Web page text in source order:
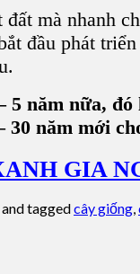
mà nhanh
đầu phát
5 năm nữa,
năm mới
GIA
and taggedcây giống,